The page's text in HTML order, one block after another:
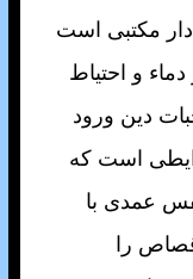
دار مکتبی است
و احتياط
دين ورود
است که
عمدی با
را